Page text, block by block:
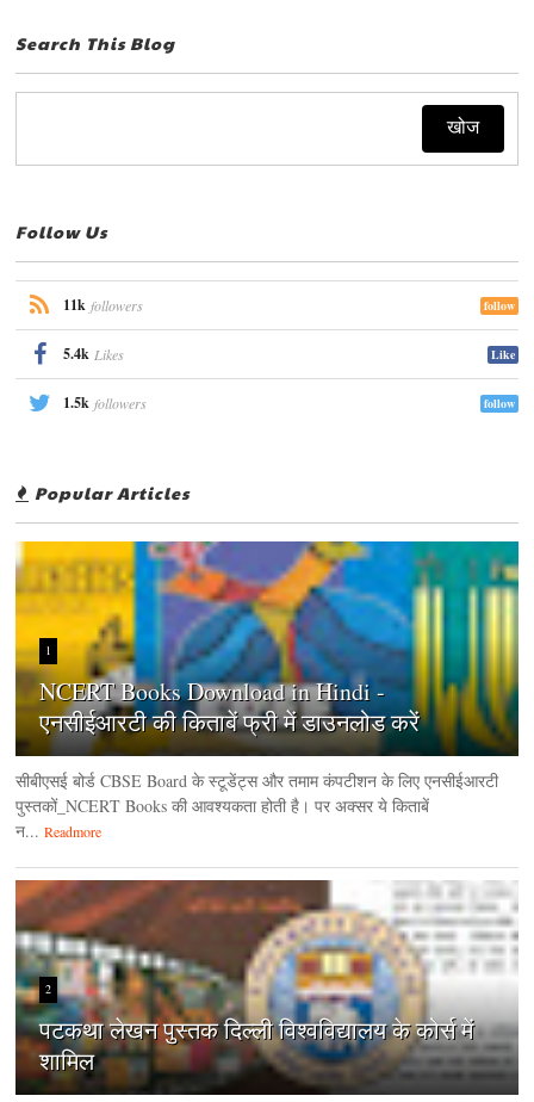
Search This Blog
Follow Us
11k followers follow
5.4k Likes Like
1.5k followers follow
Popular Articles
1
NCERT Books Download in Hindi -
एनसीईआरटी की किताबें फ्री में डाउनलोड करें
सीबीएसई बोर्ड CBSE Board के स्टूडेंट्स और तमाम कंपटीशन के लिए एनसीईआरटी
पुस्तकों_NCERT Books की आवश्यकता होती है। पर अक्सर ये किताबें
न... Readmore
2
पटकथा लेखन पुस्तक दिल्ली विश्वविद्यालय के कोर्स में
शामिल